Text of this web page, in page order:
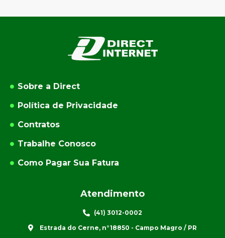
Sobre a Direct
Política de Privacidade
Contratos
Trabalhe Conosco
Como Pagar Sua Fatura
Atendimento
(41) 3012-0002
Estrada do Cerne, n°18850 - Campo Magro / PR